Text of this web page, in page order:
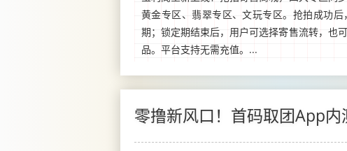
黄金专区、翡翠专区、文玩专区。抢拍成功
期；锁定期结束后，用户可选择寄售流转，也
品。平台支持无需充值。...
零撸新风口！首码取团App